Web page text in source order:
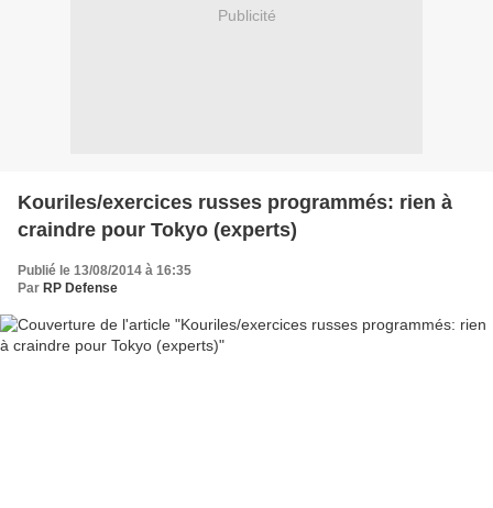
Publicité
Kouriles/exercices russes programmés: rien à
craindre pour Tokyo (experts)
Publié le 13/08/2014 à 16:35
Par RP Defense